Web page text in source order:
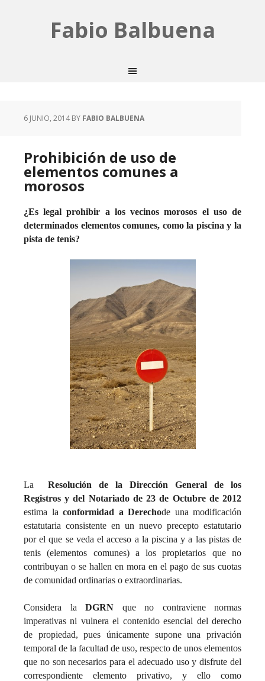
Fabio Balbuena
6 JUNIO, 2014BY FABIO BALBUENA
Prohibición de uso de
elementos comunes a
morosos
¿Es legal prohibir a los vecinos morosos el uso de
determinados elementos comunes, como la piscina y la
pista de tenis?
La Resolución de la Dirección General de los
Registros y del Notariado de 23 de Octubre de 2012
estima la conformidad a Derechode una modificación
estatutaria consistente en un nuevo precepto estatutario
por el que se veda el acceso a la piscina y a las pistas de
tenis (elementos comunes) a los propietarios que no
contribuyan o se hallen en mora en el pago de sus cuotas
de comunidad ordinarias o extraordinarias.
Considera la DGRN que no contraviene normas
imperativas ni vulnera el contenido esencial del derecho
de propiedad, pues únicamente supone una privación
temporal de la facultad de uso, respecto de unos elementos
que no son necesarios para el adecuado uso y disfrute del
correspondiente elemento privativo, y ello como